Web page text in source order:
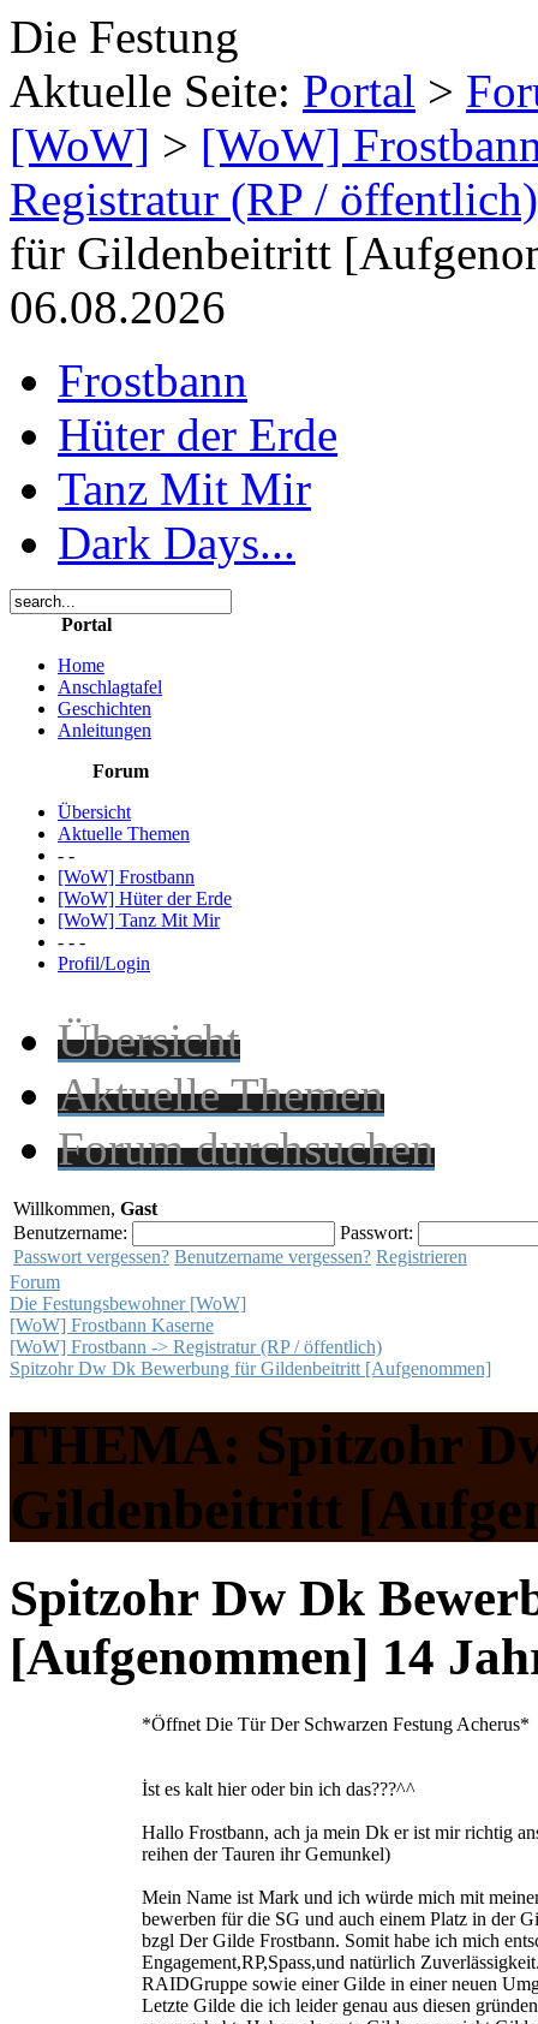
Die Festung
Aktuelle Seite: Portal >
[WoW] > [WoW]
Registratur (RP / öffentlich)
für Gildenbeitritt
06.08.2026
Frostbann
Hüter der Erde
Tanz Mit Mir
Dark Days...
Portal
Home
Anschlagtafel
Geschichten
Anleitungen
Forum
Übersicht
Aktuelle Themen
- -
[WoW] Frostbann
[WoW] Hüter der Erde
[WoW] Tanz Mit Mir
- - -
Profil/Login
Übersicht
Aktuelle Themen
Forum durchsuchen
Willkommen, Gast
Benutzername:
Passwort:
Passwort vergessen? Benutzername vergessen? Registrieren
Forum
Die Festungsbewohner [WoW]
[WoW] Frostbann Kaserne
[WoW] Frostbann -> Registratur (RP / öffentlich)
Spitzohr Dw Dk Bewerbung für Gildenbeitritt [Aufgenommen]
THEMA: Spitzohr
Gildenbeitritt
Spitzohr Dw Dk
[Aufgenommen] 14
*Öffnet Die Tür Der Schwarzen Festung Acherus*
İst es kalt hier oder bin ich das???^^
Hallo Frostbann, ach ja mein Dk er ist mir richtig
reihen der Tauren ihr Gemunkel)
Mein Name ist Mark und ich würde mich mit
bewerben für die SG und auch einem Platz in der
bzgl Der Gilde Frostbann. Somit habe ich mich
Engagement,RP,Spass,und natürlich
RAIDGruppe sowie einer Gilde in einer neuen
Letzte Gilde die ich leider genau aus diesen